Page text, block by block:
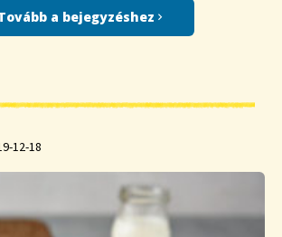
a bejegyzéshez
12-18